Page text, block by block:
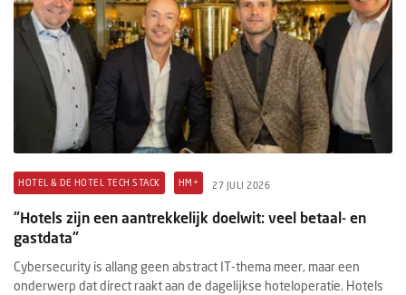
HOTEL & DE HOTEL TECH STACK HM+ 27 JULI 2026
"Hotels zijn een aantrekkelijk doelwit: veel betaal- en
gastdata"
Cybersecurity is allang geen abstract IT-thema meer, maar een
onderwerp dat direct raakt aan de dagelijkse hoteloperatie. Hotels